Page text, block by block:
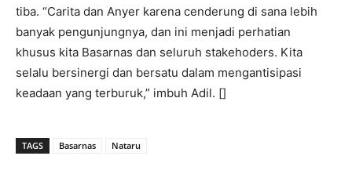
tiba. “Carita dan Anyer karena cenderung di sana lebih
banyak pengunjungnya, dan ini menjadi perhatian
khusus kita Basarnas dan seluruh stakehoders. Kita
selalu bersinergi dan bersatu dalam mengantisipasi
keadaan yang terburuk,” imbuh Adil. []
TAGS Basarnas Nataru